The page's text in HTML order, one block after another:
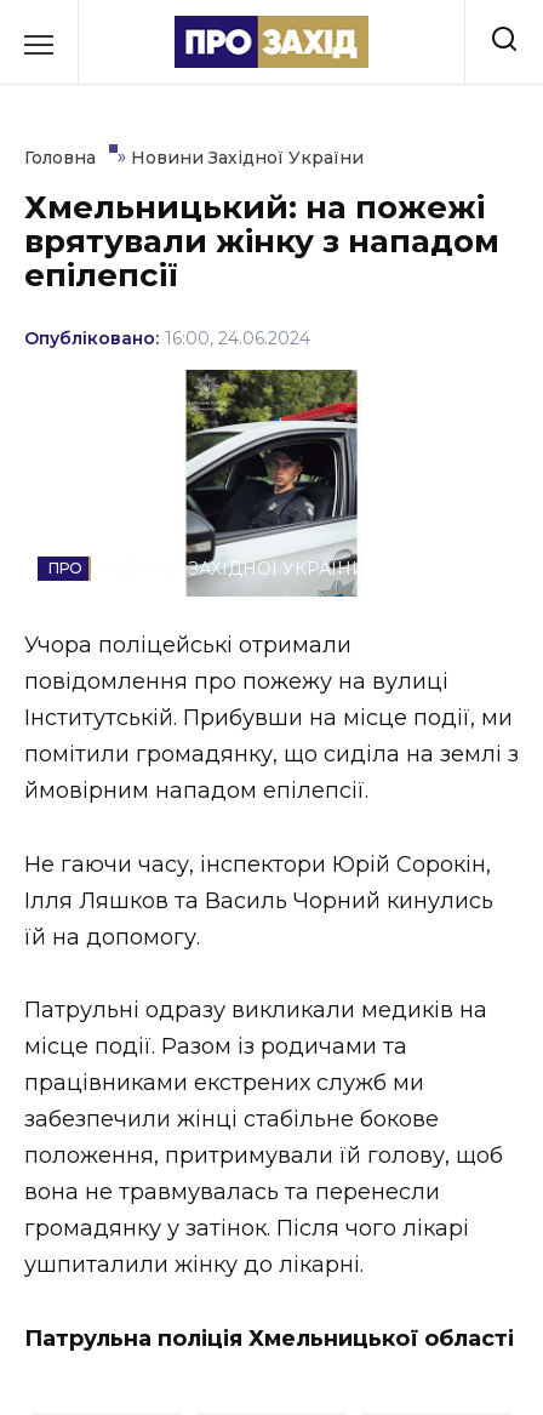
до
Культура
Освіта
Події
Стиль життя
Втрачений Ужгород (відеоверсія)
ЗАКАРПАТСЬКІ НОВИНИ
НОВИНИ ЗАХІДНОЇ УКРАЇНИ
ФОТО
ВІДЕО
Головна » Новини Західної України
Хмельницький: на пожежі
врятували жінку з нападом
епілепсії
Опубліковано: 16:00, 24.06.2024
НОВИНИ ЗАХІДНОЇ УКРАЇНИ
Учора поліцейські отримали
повідомлення про пожежу на вулиці
Інститутській. Прибувши на місце події, ми
помітили громадянку, що сиділа на землі з
ймовірним нападом епілепсії.
Не гаючи часу, інспектори Юрій Сорокін,
Ілля Ляшков та Василь Чорний кинулись
їй на допомогу.
Патрульні одразу викликали медиків на
місце події. Разом із родичами та
працівниками екстрених служб ми
забезпечили жінці стабільне бокове
положення, притримували їй голову, щоб
вона не травмувалась та перенесли
громадянку у затінок. Після чого лікарі
ушпиталили жінку до лікарні.
Патрульна поліція Хмельницької області